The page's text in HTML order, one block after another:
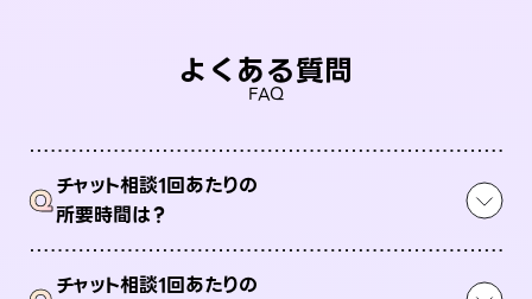
よくある質問
FAQ
Qチャット相談1回あたりの
所要時間は？
チャット相談1回あたりの